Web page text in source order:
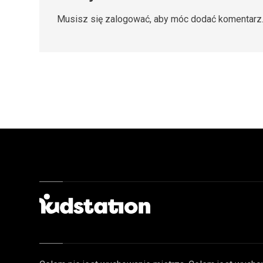
Musisz się zalogować, aby móc dodać